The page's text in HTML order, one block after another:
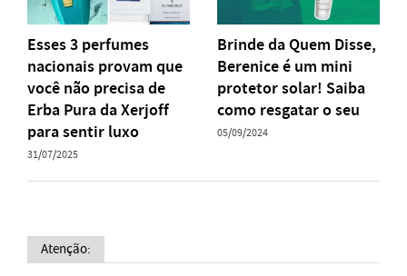
Esses 3 perfumes
nacionais provam que
você não precisa de
Erba Pura da Xerjoff
para sentir luxo
31/07/2025
Brinde da Quem Disse,
Berenice é um mini
protetor solar! Saiba
como resgatar o seu
05/09/2024
Atenção: